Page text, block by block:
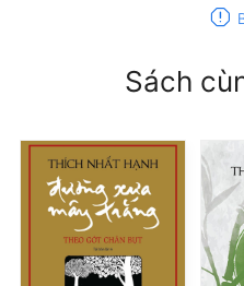
report
Sách